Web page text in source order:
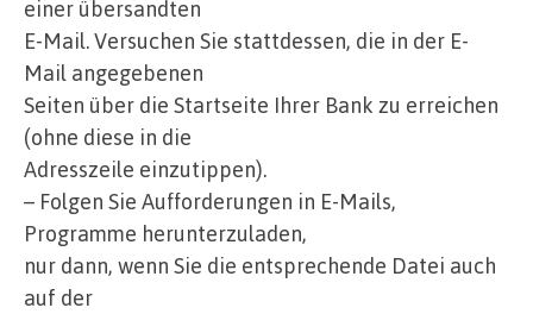
einer übersandten
E-Mail. Versuchen Sie stattdessen, die in der E-
Mail angegebenen
Seiten über die Startseite Ihrer Bank zu erreichen
(ohne diese in die
Adresszeile einzutippen).
– Folgen Sie Aufforderungen in E-Mails,
Programme herunterzuladen,
nur dann, wenn Sie die entsprechende Datei auch
auf der